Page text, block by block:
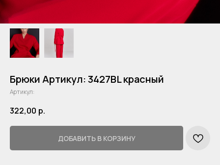
Брюки Артикул: 3427BL красный
Артикул:
322,00 р.
ДОБАВИТЬ В КОРЗИНУ